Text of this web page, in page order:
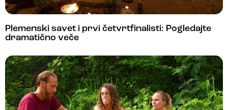
Plemenski savet i prvi četvrtfinalisti: Pogledajte
dramatično veče